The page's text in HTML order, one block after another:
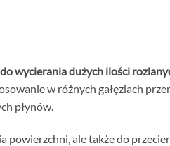
do wycierania dużych ilości
w różnych gałęziach
płynów.
powierzchni, ale także do